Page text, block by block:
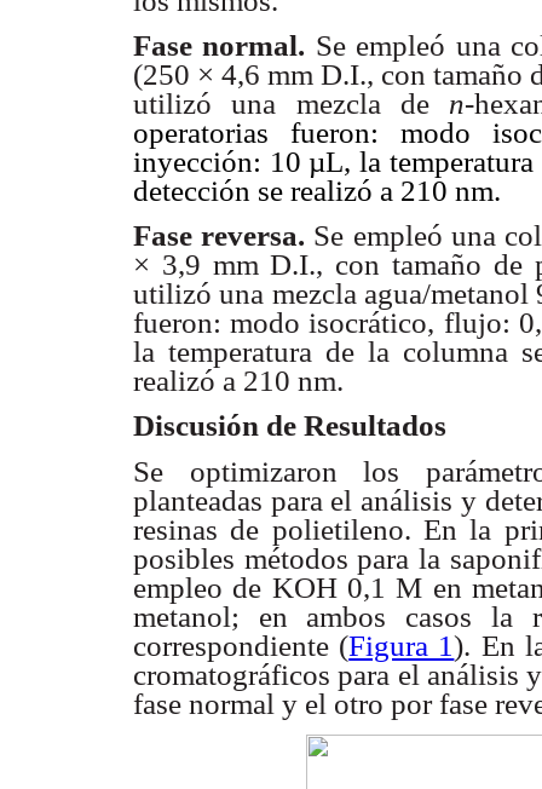
Fase normal. Se empleó una
(250 × 4,6 mm D.I., con tamaño
utilizó una mezcla de n-
operatorias fueron: modo
inyección: 10 µL, la
detección se realizó a 210 nm.
Fase reversa. Se empleó una
× 3,9 mm D.I., con tamaño de
utilizó una mezcla agua/
fueron: modo isocrático, flujo:
la temperatura de la columna
realizó a 210 nm.
Discusión de Resultados
Se optimizaron los
planteadas para el análisis y
resinas de polietileno. En la
posibles métodos para la
empleo de KOH 0,1 M en
metanol; en ambos casos la
correspondiente (Figura 1). En
cromatográficos para el análisis
fase normal y el otro por fase